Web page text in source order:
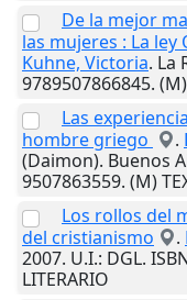
De la mejor
las mujeres : La
Kuhne, Victoria. La
9789507866845.
Las
hombre griego
.
(Daimon). Buenos
9507863559. (M)
Los rollos del
del cristianismo
.
2007. U.I.: DGL.
LITERARIO